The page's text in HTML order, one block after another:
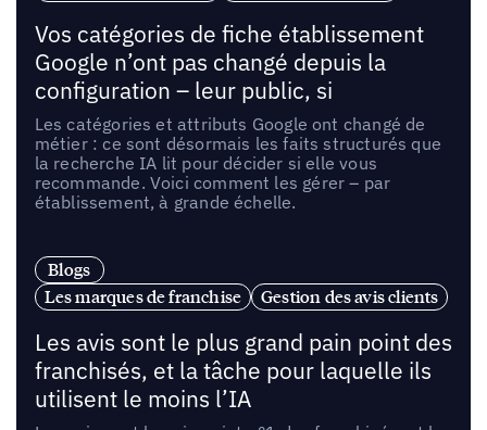
Vos catégories de fiche établissement
Google n’ont pas changé depuis la
configuration – leur public, si
Les catégories et attributs Google ont changé de
métier : ce sont désormais les faits structurés que
la recherche IA lit pour décider si elle vous
recommande. Voici comment les gérer – par
établissement, à grande échelle.
Blogs
Les marques de franchise
Gestion des avis clients
Les avis sont le plus grand pain point des
franchisés, et la tâche pour laquelle ils
utilisent le moins l’IA